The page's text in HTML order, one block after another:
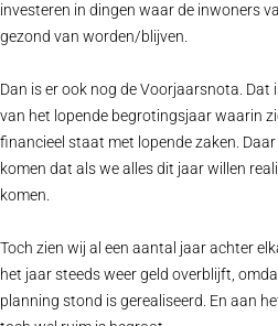
investeren in dingen waar de inwoners
gezond van worden/blijven.
Dan is er ook nog de Voorjaarsnota. Dat
van het lopende begrotingsjaar waarin
financieel staat met lopende zaken.
komen dat als we alles dit jaar willen
komen.
Toch zien wij al een aantal jaar achter
het jaar steeds weer geld overblijft,
planning stond is gerealiseerd. En aan